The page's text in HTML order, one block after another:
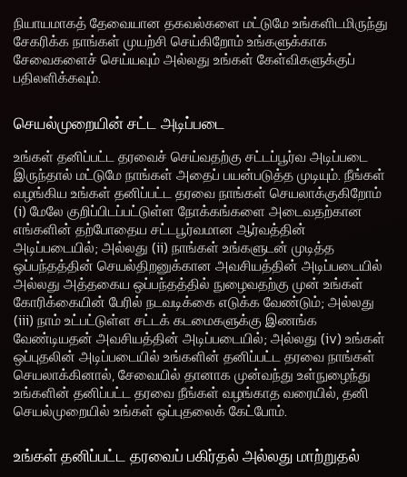
நியாயமாகத் தேவையான தகவல்களை மட்டுமே உங்களிடமிருந்து
சேகரிக்க நாங்கள் முயற்சி செய்கிறோம் உங்களுக்காக
சேவைகளைச் செய்யவும் அல்லது உங்கள் கேள்விகளுக்குப்
பதிலளிக்கவும்.
செயல்முறையின் சட்ட அடிப்படை
உங்கள் தனிப்பட்ட தரவைச் செய்வதற்கு சட்டப்பூர்வ அடிப்படை
இருந்தால் மட்டுமே நாங்கள் அதைப் பயன்படுத்த முடியும். நீங்கள்
வழங்கிய உங்கள் தனிப்பட்ட தரவை நாங்கள் செயலாக்குகிறோம்
(i) மேலே குறிப்பிடப்பட்டுள்ள நோக்கங்களை அடைவதற்கான
எங்களின் தற்போதைய சட்டபூர்வமான ஆர்வத்தின்
அடிப்படையில்; அல்லது (ii) நாங்கள் உங்களுடன் முடித்த
ஒப்பந்தத்தின் செயல்திறனுக்கான அவசியத்தின் அடிப்படையில்
அல்லது அத்தகைய ஒப்பந்தத்தில் நுழைவதற்கு முன் உங்கள்
கோரிக்கையின் பேரில் நடவடிக்கை எடுக்க வேண்டும்; அல்லது
(iii) நாம் உட்பட்டுள்ள சட்டக் கடமைகளுக்கு இணங்க
வேண்டியதன் அவசியத்தின் அடிப்படையில்; அல்லது (iv) உங்கள்
ஒப்புதலின் அடிப்படையில் உங்களின் தனிப்பட்ட தரவை நாங்கள்
செயலாக்கினால், சேவையில் தானாக முன்வந்து உள்நுழைந்து
உங்களின் தனிப்பட்ட தரவை நீங்கள் வழங்காத வரையில், தனி
செயல்முறையில் உங்கள் ஒப்புதலைக் கேட்போம்.
உங்கள் தனிப்பட்ட தரவைப் பகிர்தல் அல்லது மாற்றுதல்